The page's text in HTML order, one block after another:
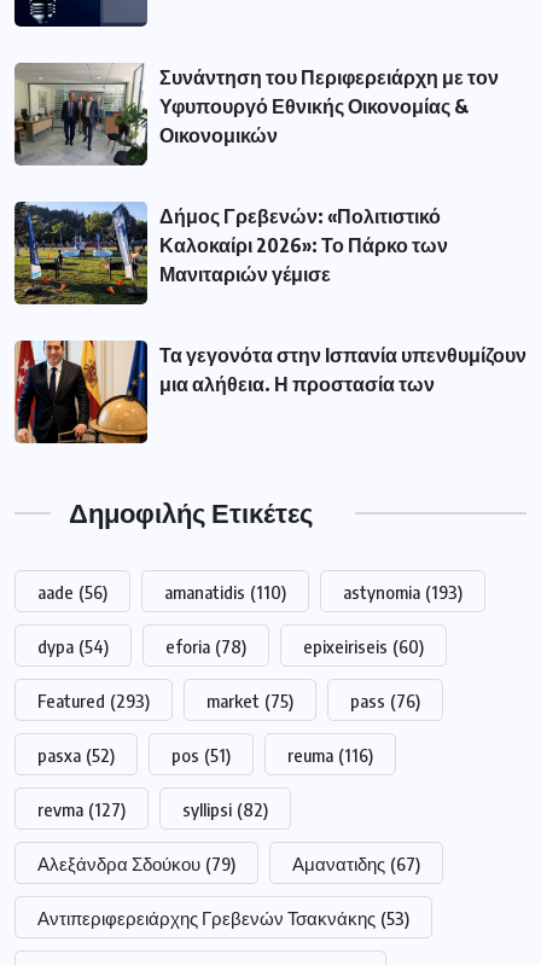
Συνάντηση του Περιφερειάρχη με τον
Υφυπουργό Εθνικής Οικονομίας &
Οικονομικών
Δήμος Γρεβενών: «Πολιτιστικό
Καλοκαίρι 2026»: Το Πάρκο των
Μανιταριών γέμισε
Τα γεγονότα στην Ισπανία υπενθυμίζουν
μια αλήθεια. Η προστασία των
Δημοφιλής Ετικέτες
aade (56) amanatidis (110) astynomia (193)
dypa (54) eforia (78) epixeiriseis (60)
Featured (293) market (75) pass (76)
pasxa (52) pos (51) reuma (116)
revma (127) syllipsi (82)
Αλεξάνδρα Σδούκου (79) Αμανατιδης (67)
Αντιπεριφερειάρχης Γρεβενών Τσακνάκης (53)